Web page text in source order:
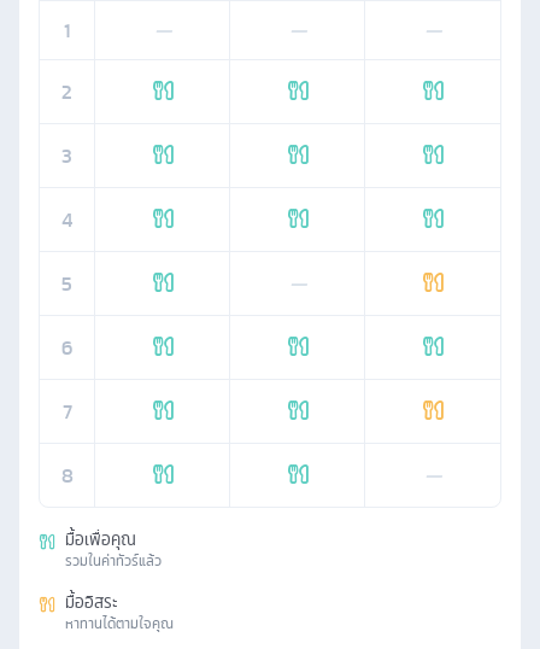
1
— —
—
2
3
4
5 —
6
7
8 —
มื้อเพื่อคุณ
รวมในค่าทัวร์แล้ว
มื้ออิสระ
หาทานได้ตามใจคุณ